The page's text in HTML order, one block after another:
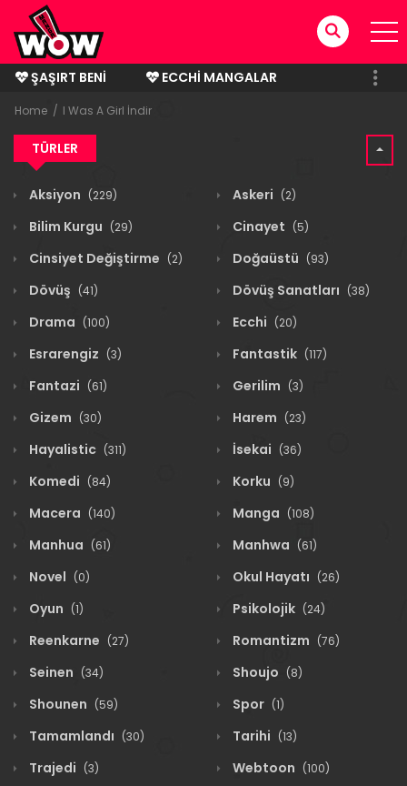
ŞAŞIRT BENI
ECCHI MANGALAR
BITMIŞ MANGALAR
Home I Was A Girl İndir
TÜRLER
Aksiyon (229) Askeri (2)
Bilim Kurgu (29) Cinayet (5)
Cinsiyet Değiştirme (2) Doğaüstü (93)
Dövüş (41) Dövüş Sanatları (38)
Drama (100) Ecchi (20)
Esrarengiz (3) Fantastik (117)
Fantazi (61) Gerilim (3)
Gizem (30) Harem (23)
Hayalistic (311) İsekai (36)
Komedi (84) Korku (9)
Macera (140) Manga (108)
Manhua (61) Manhwa (61)
Novel (0) Okul Hayatı (26)
Oyun (1) Psikolojik (24)
Reenkarne (27) Romantizm (76)
Seinen (34) Shoujo (8)
Shounen (59) Spor (1)
Tamamlandı (30) Tarihi (13)
Trajedi (3) Webtoon (100)